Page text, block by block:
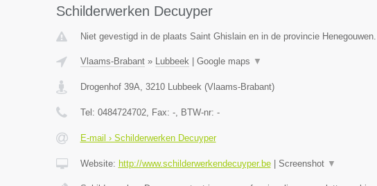
Schilderwerken Decuyper
Niet gevestigd in de plaats Saint Ghislain en in de provincie Henegouwen.
Vlaams-Brabant» Lubbeek| Google maps ▼
Drogenhof 39A, 3210 Lubbeek(Vlaams-Brabant)
Tel: 0484724702, Fax: -, BTW-nr: -
E-mail › Schilderwerken Decuyper
Website: http://www.schilderwerkendecuyper.be| Screenshot ▼